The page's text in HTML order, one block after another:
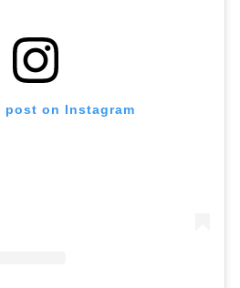
post on Instagram